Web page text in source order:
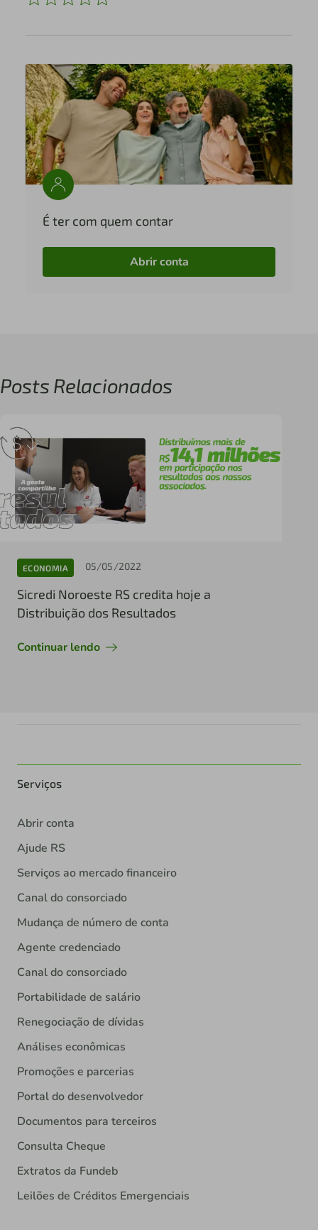
É ter com quem contar
Abrir conta
Posts Relacionados
ECONOMIA 05/05/2022
Sicredi Noroeste RS credita hoje a
Distribuição dos Resultados
Continuar lendo
Serviços
Abrir conta
Ajude RS
Serviços ao mercado financeiro
Canal do consorciado
Mudança de número de conta
Agente credenciado
Canal do consorciado
Portabilidade de salário
Renegociação de dívidas
Análises econômicas
Promoções e parcerias
Portal do desenvolvedor
Documentos para terceiros
Consulta Cheque
Extratos da Fundeb
Leilões de Créditos Emergenciais